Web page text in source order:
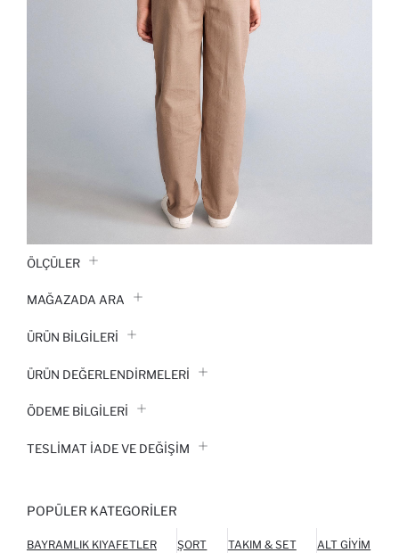
ÖLÇÜLER
MAĞAZADA ARA
ÜRÜN BILGILERI
ÜRÜN DEĞERLENDİRMELERİ
ÖDEME BİLGİLERİ
TESLIMAT İADE VE DEĞIŞIM
POPÜLER KATEGORILER
BAYRAMLIK KIYAFETLER ŞORT TAKIM & SET ALT GIYIM